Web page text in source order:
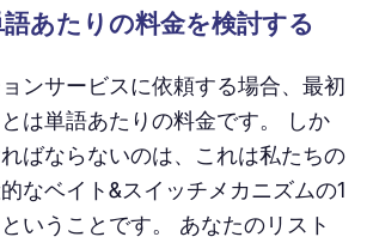
語あたりの料金を検討する
ンサービスに依頼する場合、最初
は単語あたりの料金です。 しか
ばならないのは、これは私たちの
なベイト&スイッチメカニズムの1
いうことです。 あなたのリスト